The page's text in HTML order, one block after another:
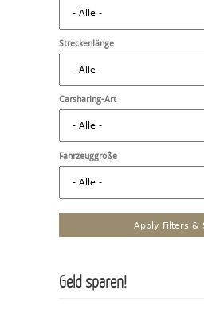
Streckenlänge
Carsharing-Art
Fahrzeuggröße
Geld sparen!